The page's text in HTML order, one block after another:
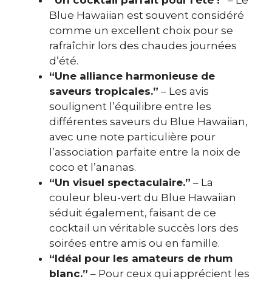
Blue Hawaiian est souvent considéré
comme un excellent choix pour se
rafraîchir lors des chaudes journées
d’été.
“Une alliance harmonieuse de
saveurs tropicales.” – Les avis
soulignent l’équilibre entre les
différentes saveurs du Blue Hawaiian,
avec une note particulière pour
l’association parfaite entre la noix de
coco et l’ananas.
“Un visuel spectaculaire.” – La
couleur bleu-vert du Blue Hawaiian
séduit également, faisant de ce
cocktail un véritable succès lors des
soirées entre amis ou en famille.
“Idéal pour les amateurs de rhum
blanc.” – Pour ceux qui apprécient les